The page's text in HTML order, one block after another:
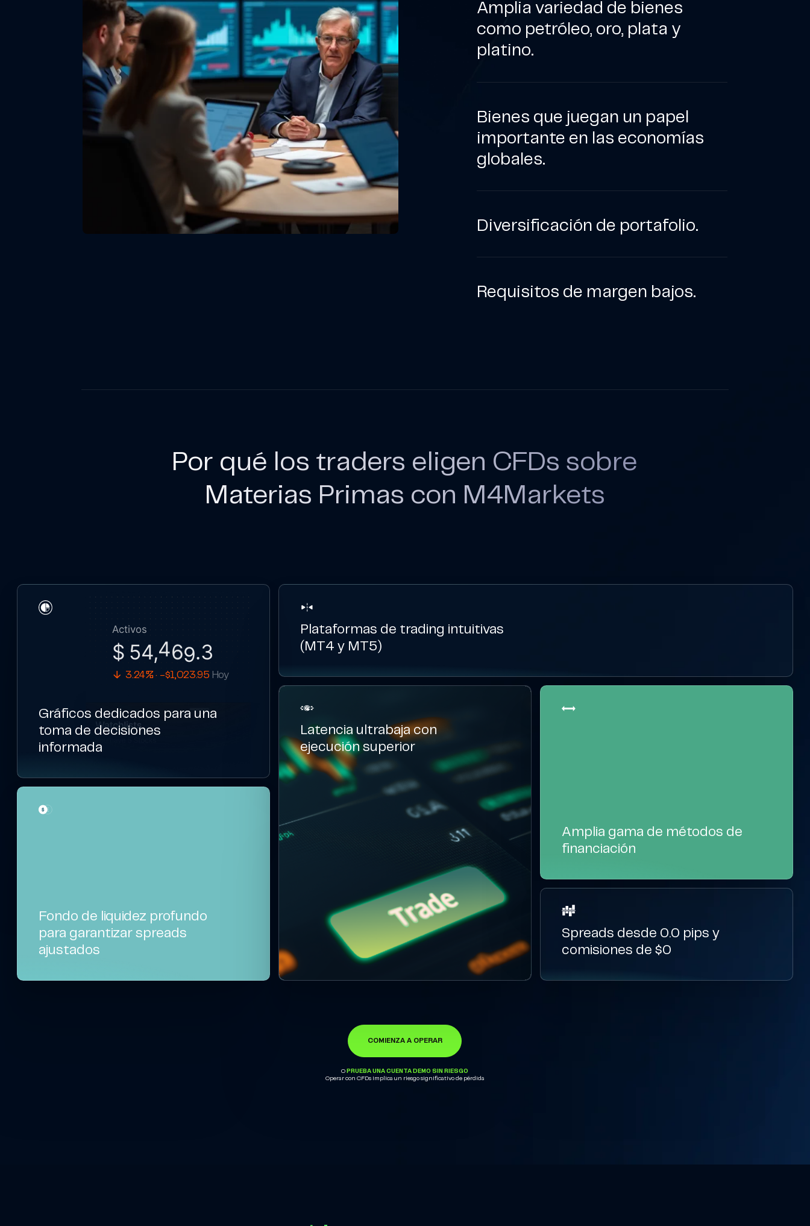
Amplia variedad de bienes
como petróleo, oro, plata y
platino.
Bienes que juegan un papel
importante en las economías
globales.
Diversificación de portafolio.
Requisitos de margen bajos.
Por qué los traders eligen CFDs sobre
Materias Primas con M4Markets
Activos
$ 54,847.3
3.24% · -$1,023.95 Hoy
Gráficos dedicados para una
toma de decisiones
informada
Fondo de liquidez profundo
para garantizar spreads
ajustados
Plataformas de trading intuitivas
(MT4 y MT5)
Latencia ultrabaja con
ejecución superior
Amplia gama de métodos de
financiación
Spreads desde 0.0 pips y
comisiones de $0
COMIENZA A OPERAR
O PRUEBA UNA CUENTA DEMO SIN RIESGO
Operar con CFDs implica un riesgo significativo de pérdida